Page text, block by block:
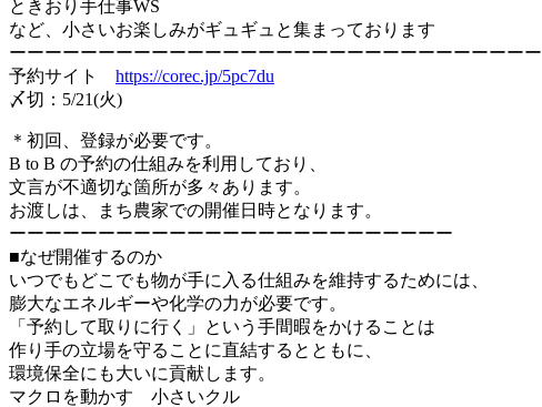
ときおり手仕事WS
など、小さいお楽しみがギュギュと集まっております
ーーーーーーーーーーーーーーーーーーーーーーーーーーーーーー
予約サイト https://corec.jp/5pc7du
〆切：5/21(火)
＊初回、登録が必要です。
B to B の予約の仕組みを利用しており、
文言が不適切な箇所が多々あります。
お渡しは、まち農家での開催日時となります。
ーーーーーーーーーーーーーーーーーーーーーーーーー
■なぜ開催するのか
いつでもどこでも物が手に入る仕組みを維持するためには、
膨大なエネルギーや化学の力が必要です。
「予約して取りに行く」という手間暇をかけることは
作り手の立場を守ることに直結するとともに、
環境保全にも大いに貢献します。
マクロを動かす 小さいクル